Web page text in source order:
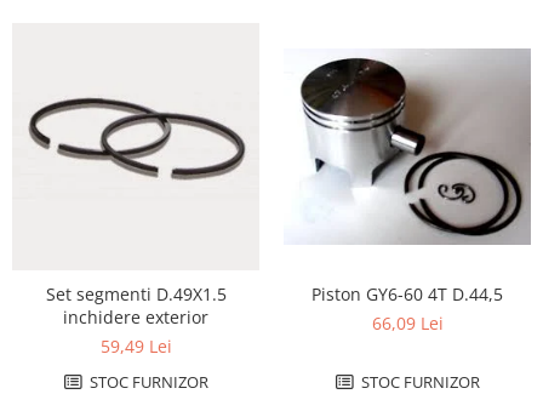
Echipament Cross & ATV
Casti
Pantaloni
Tricou/Pantaloni termici
Tricouri
Set segmenti D.49X1.5
inchidere exterior
59,49 Lei
STOC FURNIZOR
Piston GY6-60 4T D.44,5
66,09 Lei
STOC FURNIZOR